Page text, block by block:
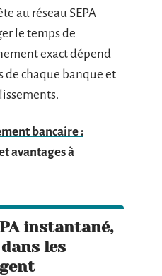
au réseau SEPA
le temps de
exact dépend
chaque banque et
bancaire :
avantages à
instantané,
les